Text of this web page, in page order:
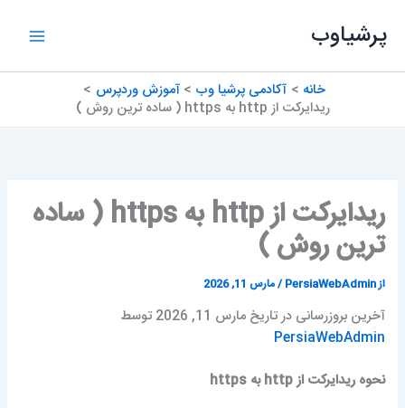
محتوا
پرشیاوب
خانه آکادمی پرشیا وب
آموزش وردپرس
ریدایرکت از http به https ( ساده ترین روش )
ریدایرکت از http به https ( ساده
ترین روش )
ازPersiaWebAdmin
/مارس 11, 2026
آخرین بروزرسانی در تاریخ مارس 11, 2026 توسط
PersiaWebAdmin
نحوه ریدایرکت از http به https